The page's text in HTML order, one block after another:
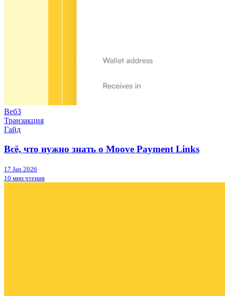
Веб3
Транзакция
Гайд
Всё, что нужно знать о Moove Payment Links
17 Jan 2026
10 мин чтения